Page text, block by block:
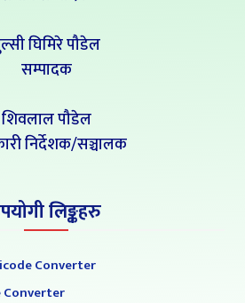
घिमिरे पौडेल
सम्पादक
शिवलाल पौडेल
निर्देशक/सञ्चालक
लिङ्कहरु
Converter